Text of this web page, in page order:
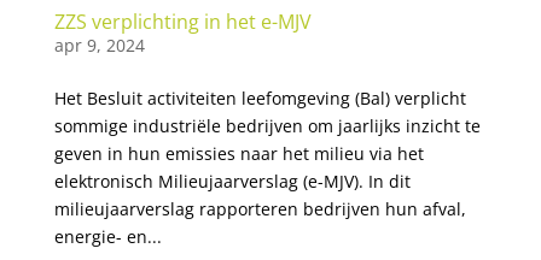
ZZS verplichting in het e-MJV
apr 9, 2024
Het Besluit activiteiten leefomgeving (Bal) verplicht
sommige industriële bedrijven om jaarlijks inzicht te
geven in hun emissies naar het milieu via het
elektronisch Milieujaarverslag (e-MJV). In dit
milieujaarverslag rapporteren bedrijven hun afval,
energie- en...